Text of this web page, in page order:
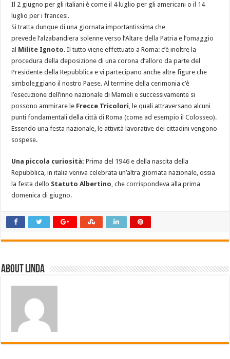
Il 2 giugno per gli italiani è come il 4 luglio per gli americani o il 14
luglio per i francesi.
Si tratta dunque di una giornata importantissima che
prevede l’alzabandiera solenne verso l’Altare della Patria e l’omaggio
al Milite Ignoto. Il tutto viene effettuato a Roma: c’è inoltre la
procedura della deposizione di una corona d’alloro da parte del
Presidente della Repubblica e vi partecipano anche altre figure che
simboleggiano il nostro Paese. Al termine della cerimonia c’è
l’esecuzione dell’inno nazionale di Mameli e successivamente si
possono ammirare le Frecce Tricolori, le quali attraversano alcuni
punti fondamentali della città di Roma (come ad esempio il Colosseo).
Essendo una festa nazionale, le attività lavorative dei cittadini vengono
sospese.
Una piccola curiosità: Prima del 1946 e della nascita della
Repubblica, in italia veniva celebrata un’altra giornata nazionale, ossia
la festa dello Statuto Albertino, che corrispondeva alla prima
domenica di giugno.
About linda